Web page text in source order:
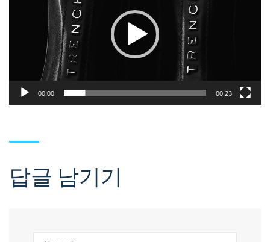
00:00 00:23
답글 남기기